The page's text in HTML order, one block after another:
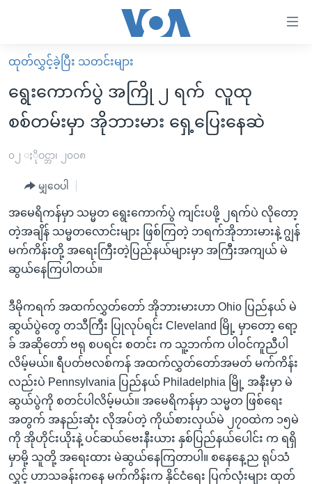
လွယ်ကူ
စေ
သည့်
များ
အကြောင်းအရာ
ကျော်
ပင်မ
ညွန်း
စာမျက်နှာ
ကျော်
ကြည့်
ရှာဖွေ
ရန်
မူလစာမျက်နှာ
မြန်မာ
ကမ္ဘာ့သတင်းများ
နိုင်ငံတကာ
အစ္စရေး-ပါလက်စတိုင်း
ဗွီဒီယို
ရပ်ဝန်းတခု လမ်းတခု အလွန်
အင်္ဂလိပ်စာလေ့လာမယ်
အမေရိကန်သုံးအီဒီယံ
မကြေးမုံရဲ့ အင်္ဂလိပ်စာ
ရုပ်ရှင်ထဲက အင်္ဂလိပ်စာ
သုတပဒေသာ အင်္ဂလိပ်စာ
အပတ်စဉ်ကဏ္ဍများ
ရေဒီယို
ရေဒီယိုနှင့်ရုပ်သံ အချက်အလက်များ
ရေဒီယို/တီဗွီအစီအစဉ်
Learning English
ဗွီအိုအေ လူမှုကွန်ယက်များ
ဘာသာစကားများ
ထုတ်လွှင့်ခဲ့ပြီး သတင်းများ
ရွေးကောက်ပွဲ အကြို ၂ ရက် လူထု
စစ်တမ်းမှာ အိုဘားမား ရှေ့ပြေးနေဆဲ
၀၂ ႏိုဝင္ဘာ၊ ၂၀၀၈
မျှဝေပါ
အမေရိကန်မှာ သမ္မတ ရွေးကောက်ပွဲ ကျင်းပဖို့ ၂ရက်ပဲ လိုတော့
တဲ့အချိန် သမ္မတလောင်းများ ဖြစ်ကြတဲ့ ဘရက်အိုဘားမားနဲ့ ဂျွန်
မက်ကိန်းတို့ အရေးကြီးတဲ့ပြည်နယ်များမှာ အကြီးအကျယ် မဲ
ဆွယ်နေကြပါတယ်။
ဒီမိုကရက် အထက်လွှတ်တော် အိုဘားမားဟာ Ohio ပြည်နယ် မဲ
ဆွယ်ပွဲတွေ တသီကြီး ပြုလုပ်ရင်း Cleveland မြို့ မှာတော့ ရော့
ခ် အဆိုတော် ဗရု စပရင်း စတင်း က သူ့ဘက်က ပါဝင်ကူညီပါ
လိမ့်မယ်။ ရီပတ်ဗလစ်ကန် အထက်လွှတ်တော်အမတ် မက်ကိန်း
လည်းပဲ Pennsylvania ပြည်နယ် Philadelphia မြို့ အနီးမှာ မဲ
ဆွယ်ပွဲကို စတင်ပါလိမ့်မယ်။ အမေရိကန်မှာ သမ္မတ ဖြစ်ရေး
အတွက် အနည်းဆုံး လိုအပ်တဲ့ ကိုယ်စားလှယ်မဲ ၂၇၀ထဲက ၁၅မဲ
ကို အိုဟိုင်းယိုးနဲ့ ပင်ဆယ်ဗေးနီးယား နှစ်ပြည်နယ်ပေါင်း က ရရှိ
မှာမို့ သူတို့ အရေးထား မဲဆွယ်နေကြတာပါ။ စနေနေ့ည ရုပ်သံ
လွှင့် ဟာသခန်းကနေ မက်ကိန်းက နိုင်ငံရေး ပြက်လုံးများ ထုတ်